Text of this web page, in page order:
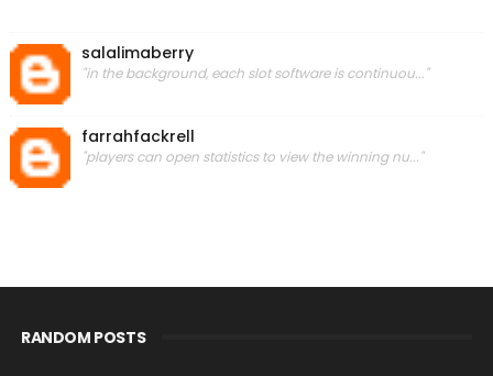
salalimaberry
"in the background, each slot software is continuou..."
farrahfackrell
"players can open statistics to view the winning nu..."
RANDOM POSTS